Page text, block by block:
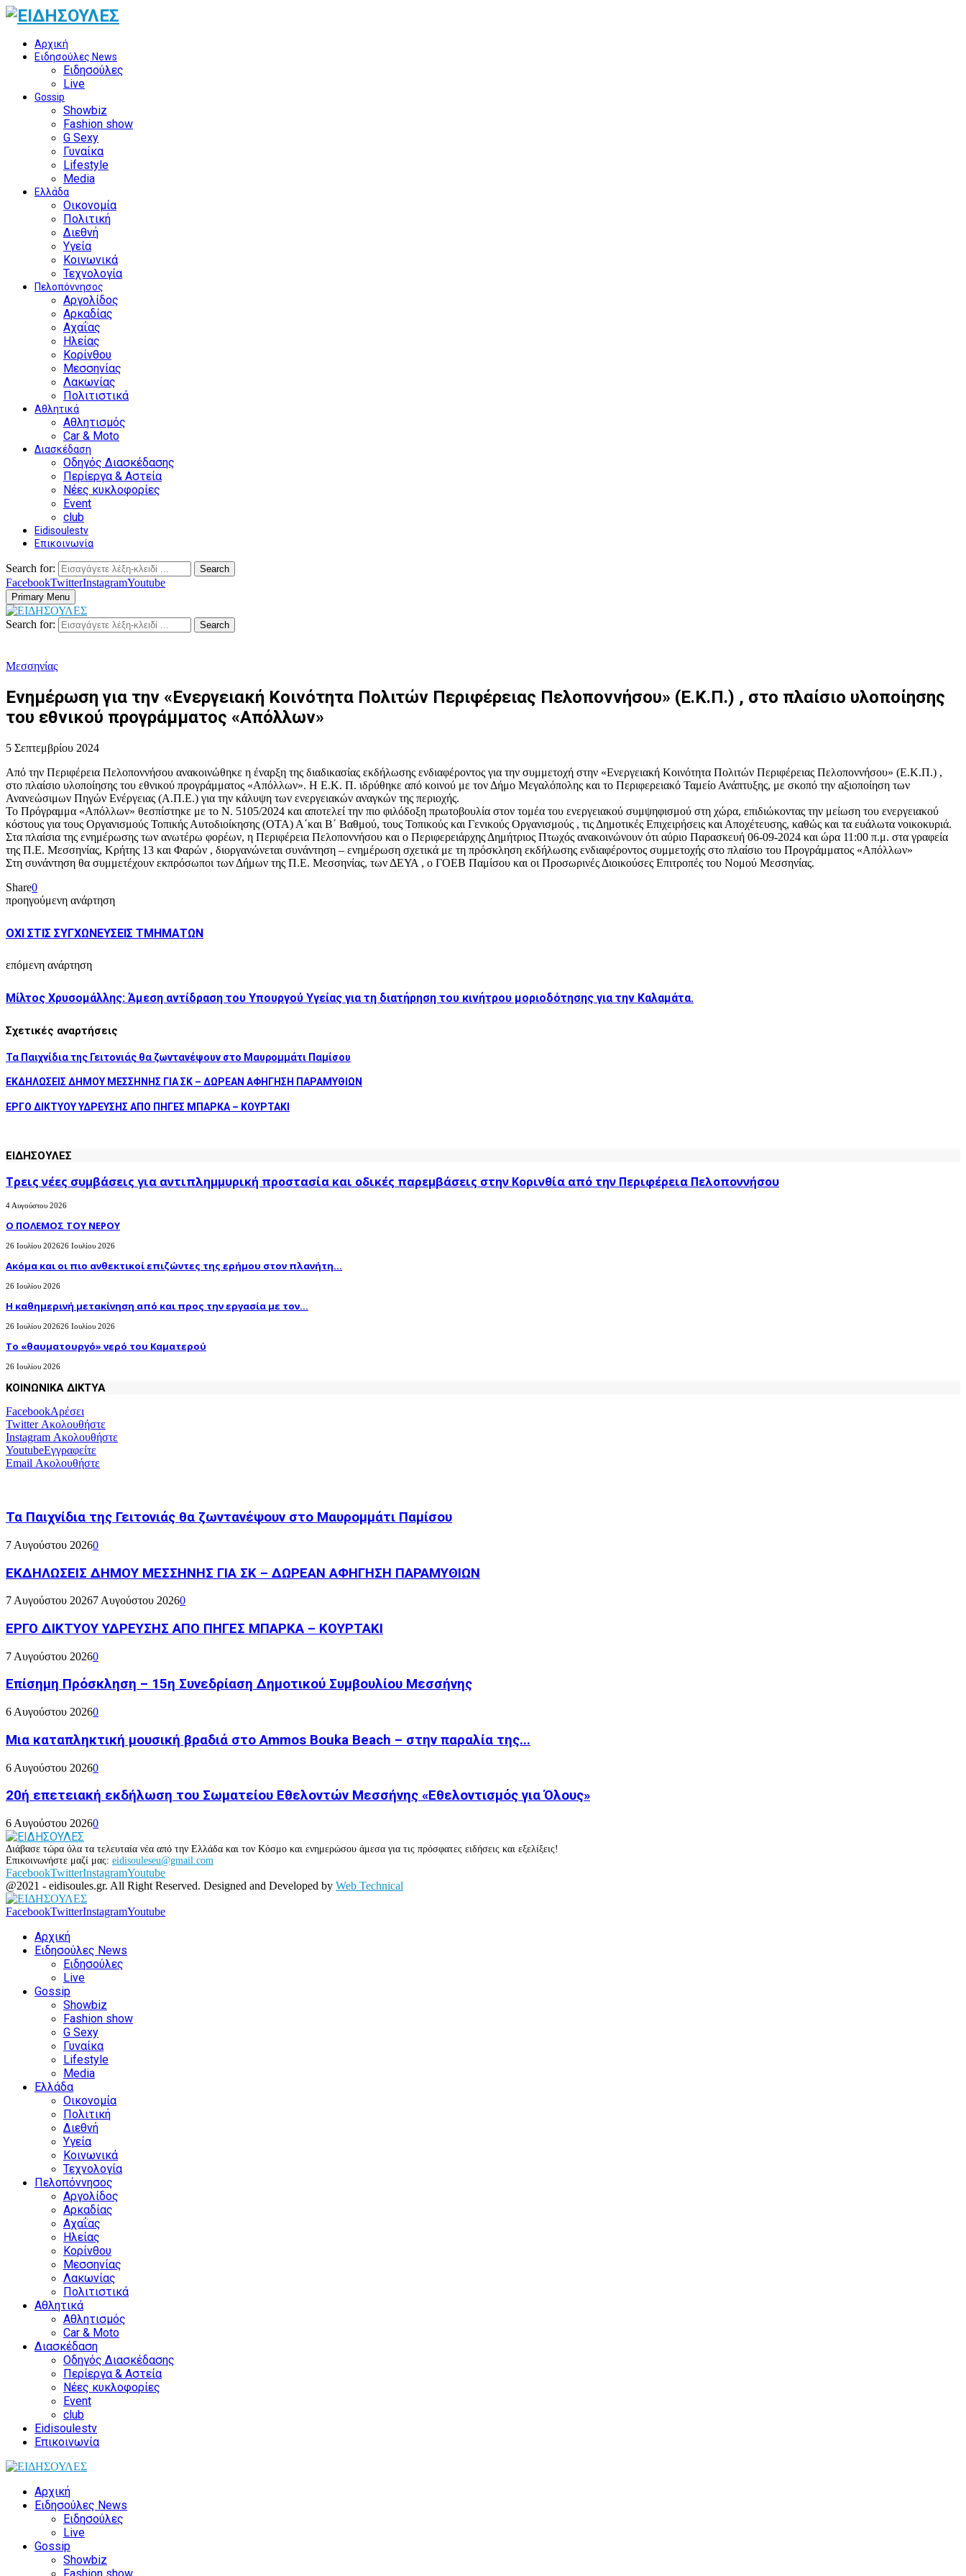
Αρχική
Ειδησούλες News
Ειδησούλες
Live
Gossip
Showbiz
Fashion show
G Sexy
Γυναίκα
Lifestyle
Media
Ελλάδα
Οικονομία
Πολιτική
Διεθνή
Υγεία
Κοινωνικά
Τεχνολογία
Πελοπόννησος
Αργολίδος
Αρκαδίας
Αχαΐας
Ηλείας
Κορίνθου
Μεσσηνίας
Λακωνίας
Πολιτιστικά
Αθλητικά
Αθλητισμός
Car & Moto
Διασκέδαση
Οδηγός Διασκέδασης
Περίεργα & Αστεία
Νέες κυκλοφορίες
Event
club
Eidisoulestv
Επικοινωνία
Search for: Search
FacebookTwitterInstagramYoutube
Primary Menu
Search for: Search
Μεσσηνίας
Ενημέρωση για την «Ενεργειακή Κοινότητα Πολιτών Περιφέρειας Πελοποννήσου» (Ε.Κ.Π.) , στο πλαίσιο υλοποίησης
του εθνικού προγράμματος «Απόλλων»
5 Σεπτεμβρίου 2024
Από την Περιφέρεια Πελοποννήσου ανακοινώθηκε η έναρξη της διαδικασίας εκδήλωσης ενδιαφέροντος για την συμμετοχή στην «Ενεργειακή Κοινότητα Πολιτών Περιφέρειας Πελοποννήσου» (Ε.Κ.Π.) ,
στο πλαίσιο υλοποίησης του εθνικού προγράμματος «Απόλλων». Η Ε.Κ. Π. ιδρύθηκε από κοινού με τον Δήμο Μεγαλόπολης και το Περιφερειακό Ταμείο Ανάπτυξης, με σκοπό την αξιοποίηση των
Ανανεώσιμων Πηγών Ενέργειας (Α.Π.Ε.) για την κάλυψη των ενεργειακών αναγκών της περιοχής.
Το Πρόγραμμα «Απόλλων» θεσπίστηκε με το Ν. 5105/2024 και αποτελεί την πιο φιλόδοξη πρωτοβουλία στον τομέα του ενεργειακού συμψηφισμού στη χώρα, επιδιώκοντας την μείωση του ενεργειακού
κόστους για τους Οργανισμούς Τοπικής Αυτοδιοίκησης (ΟΤΑ) Α΄και Β΄ Βαθμού, τους Τοπικούς και Γενικούς Οργανισμούς , τις Δημοτικές Επιχειρήσεις και Αποχέτευσης, καθώς και τα ευάλωτα νοικοκυριά.
Στα πλαίσια της ενημέρωσης των ανωτέρω φορέων, η Περιφέρεια Πελοποννήσου και ο Περιφερειάρχης Δημήτριος Πτωχός ανακοινώνουν ότι αύριο Παρασκευή 06-09-2024 και ώρα 11:00 π.μ. στα γραφεία
της Π.Ε. Μεσσηνίας, Κρήτης 13 και Φαρών , διοργανώνεται συνάντηση – ενημέρωση σχετικά με τη πρόσκληση εκδήλωσης ενδιαφέροντος συμμετοχής στο πλαίσιο του Προγράμματος «Απόλλων»
Στη συνάντηση θα συμμετέχουν εκπρόσωποι των Δήμων της Π.Ε. Μεσσηνίας, των ΔΕΥΑ , ο ΓΟΕΒ Παμίσου και οι Προσωρινές Διοικούσες Επιτροπές του Νομού Μεσσηνίας.
Share0
προηγούμενη ανάρτηση
ΟΧΙ ΣΤΙΣ ΣΥΓΧΩΝΕΥΣΕΙΣ ΤΜΗΜΑΤΩΝ
επόμενη ανάρτηση
Μίλτος Χρυσομάλλης: Άμεση αντίδραση του Υπουργού Υγείας για τη διατήρηση του κινήτρου μοριοδότησης για την Καλαμάτα.
Σχετικές αναρτήσεις
Τα Παιχνίδια της Γειτονιάς θα ζωντανέψουν στο Μαυρομμάτι Παμίσου
ΕΚΔΗΛΩΣΕΙΣ ΔΗΜΟΥ ΜΕΣΣΗΝΗΣ ΓΙΑ ΣΚ – ΔΩΡΕΑΝ ΑΦΗΓΗΣΗ ΠΑΡΑΜΥΘΙΩΝ
ΕΡΓΟ ΔΙΚΤΥΟΥ ΥΔΡΕΥΣΗΣ ΑΠΟ ΠΗΓΕΣ ΜΠΑΡΚΑ – ΚΟΥΡΤΑΚΙ
ΕΙΔΗΣΟΥΛΕΣ
Τρεις νέες συμβάσεις για αντιπλημμυρική προστασία και οδικές παρεμβάσεις στην Κορινθία από την Περιφέρεια Πελοποννήσου
4 Αυγούστου 2026
Ο ΠΟΛΕΜΟΣ ΤΟΥ ΝΕΡΟΥ
26 Ιουλίου 202626 Ιουλίου 2026
Ακόμα και οι πιο ανθεκτικοί επιζώντες της ερήμου στον πλανήτη...
26 Ιουλίου 2026
H καθημερινή μετακίνηση από και προς την εργασία με τον...
26 Ιουλίου 202626 Ιουλίου 2026
Το «θαυματουργό» νερό του Καματερού
26 Ιουλίου 2026
ΚΟΙΝΩΝΙΚΑ ΔΙΚΤΥΑ
FacebookΑρέσει
TwitterΑκολουθήστε
Instagram Ακολουθήστε
YoutubeΕγγραφείτε
Email Ακολουθήστε
Τα Παιχνίδια της Γειτονιάς θα ζωντανέψουν στο Μαυρομμάτι Παμίσου
7 Αυγούστου 20260
ΕΚΔΗΛΩΣΕΙΣ ΔΗΜΟΥ ΜΕΣΣΗΝΗΣ ΓΙΑ ΣΚ – ΔΩΡΕΑΝ ΑΦΗΓΗΣΗ ΠΑΡΑΜΥΘΙΩΝ
7 Αυγούστου 20267 Αυγούστου 20260
ΕΡΓΟ ΔΙΚΤΥΟΥ ΥΔΡΕΥΣΗΣ ΑΠΟ ΠΗΓΕΣ ΜΠΑΡΚΑ – ΚΟΥΡΤΑΚΙ
7 Αυγούστου 20260
Επίσημη Πρόσκληση – 15η Συνεδρίαση Δημοτικού Συμβουλίου Μεσσήνης
6 Αυγούστου 20260
Μια καταπληκτική μουσική βραδιά στο Ammos Bouka Beach – στην παραλία της...
6 Αυγούστου 20260
20ή επετειακή εκδήλωση του Σωματείου Εθελοντών Μεσσήνης «Εθελοντισμός για Όλους»
6 Αυγούστου 20260
Διάβασε τώρα όλα τα τελευταία νέα από την Ελλάδα και τον Κόσμο και ενημερώσου άμεσα για τις πρόσφατες ειδήσεις και εξελίξεις!
Επικοινωνήστε μαζί μας: eidisouleseu@gmail.com
FacebookTwitterInstagramYoutube
@2021 - eidisoules.gr. All Right Reserved. Designed and Developed by Web Technical
FacebookTwitterInstagramYoutube
Αρχική
Ειδησούλες News
Ειδησούλες
Live
Gossip
Showbiz
Fashion show
G Sexy
Γυναίκα
Lifestyle
Media
Ελλάδα
Οικονομία
Πολιτική
Διεθνή
Υγεία
Κοινωνικά
Τεχνολογία
Πελοπόννησος
Αργολίδος
Αρκαδίας
Αχαΐας
Ηλείας
Κορίνθου
Μεσσηνίας
Λακωνίας
Πολιτιστικά
Αθλητικά
Αθλητισμός
Car & Moto
Διασκέδαση
Οδηγός Διασκέδασης
Περίεργα & Αστεία
Νέες κυκλοφορίες
Event
club
Eidisoulestv
Επικοινωνία
Αρχική
Ειδησούλες News
Ειδησούλες
Live
Gossip
Showbiz